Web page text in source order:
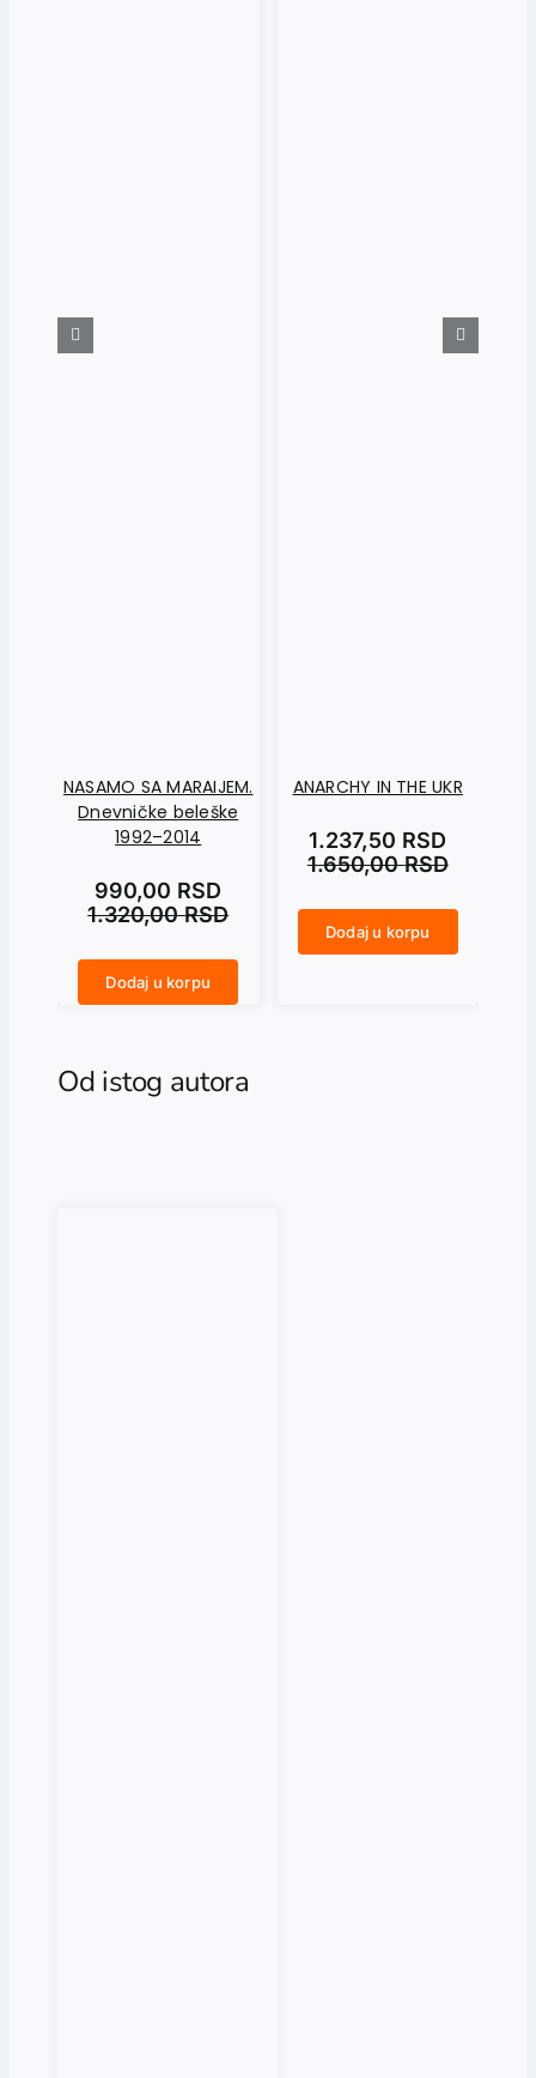
NASAMO SA MARAIJEM.
Dnevničke beleške
1992–2014
1.320,00RSD
990,00 RSD
Dodaj u korpu
ANARCHY IN THE UKR
1.650,00RSD
1.237,50 RSD
Dodaj u korpu
Od istog autora